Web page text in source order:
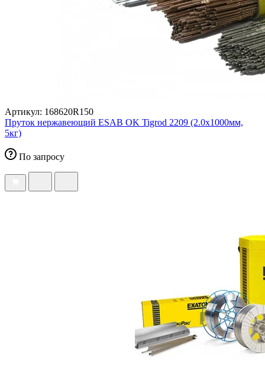
Артикул: 168620R150
Пруток нержавеющий ESAB OK Tigrod 2209 (2.0x1000мм,
5кг)
По запросу